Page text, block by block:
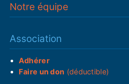
Notre équipe
Association
Adhérer
Faire un don (déductible)